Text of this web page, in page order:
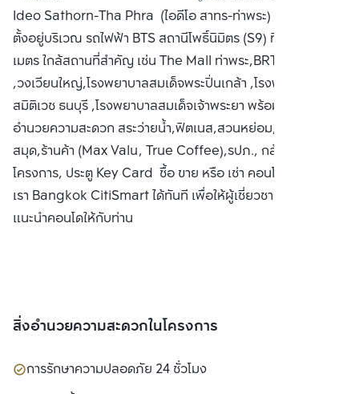
(มหาชน)
Ideo Sathorn-Tha Phra (ไอดีโอ สาทร-ท่าพระ) คอนโดมิเนียม
ตั้งอยู่บริเวณ รถไฟฟ้า BTS สถานีโพธิ์นิมิตร (S9) ที่ระยะ 320
เมตร ใกล้สถานที่สำคัญ เช่น The Mall ท่าพระ,BRT ราชพฤกษ์
,วงเวียนใหญ่,โรงพยาบาลสมเด็จพระปิ่นเกล้า ,โรงพยาบาล
สมิติเวช ธนบุรี ,โรงพยาบาลสมเด็จเจ้าพระยา พร้อมทั้งสิ่ง
อำนวยความสะดวก สระว่ายน้ำ,ฟิตเนส,สวนหย่อม,ห้อง
สมุด,ร้านค้า (Max Valu, True Coffee),รปภ., กล้องวงจรปิด
โครงการ, ประตู Key Card ซื้อ ขาย หรือ เช่า คอนโด ติดต่อหา
เรา Bangkok CitiSmart ได้ทันที เพื่อให้ผู้เชี่ยวชาญของเราได้
แนะนำคอนโดให้กับท่าน
สิ่งอำนวยความสะดวกในโครงการ
การรักษาความปลอดภัย 24 ชั่วโมง